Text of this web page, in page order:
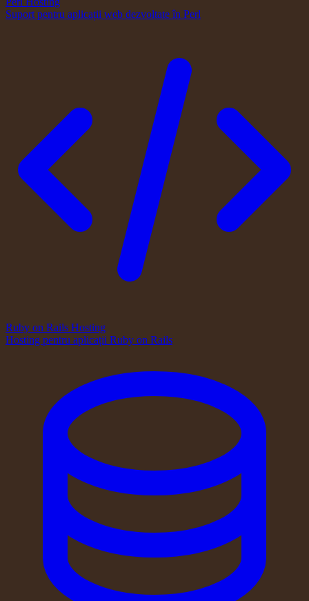
Suport pentru aplicații web dezvoltate în Perl
Ruby on Rails Hosting
Hosting pentru aplicații Ruby on Rails